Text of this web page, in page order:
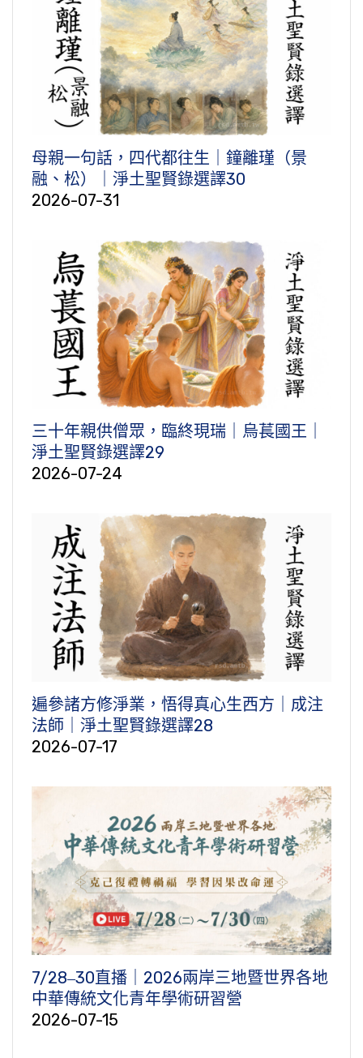
母親一句話，四代都往生｜鐘離瑾（景
融、松）｜淨土聖賢錄選譯30
2026-07-31
三十年親供僧眾，臨終現瑞｜烏萇國王｜
淨土聖賢錄選譯29
2026-07-24
遍參諸方修淨業，悟得真心生西方｜成注
法師｜淨土聖賢錄選譯28
2026-07-17
7/28‒30直播｜2026兩岸三地暨世界各地
中華傳統文化青年學術研習營
2026-07-15